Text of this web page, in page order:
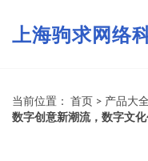
上海驹求网络
当前位置： 首页 > 产品大全
数字创意新潮流，数字文